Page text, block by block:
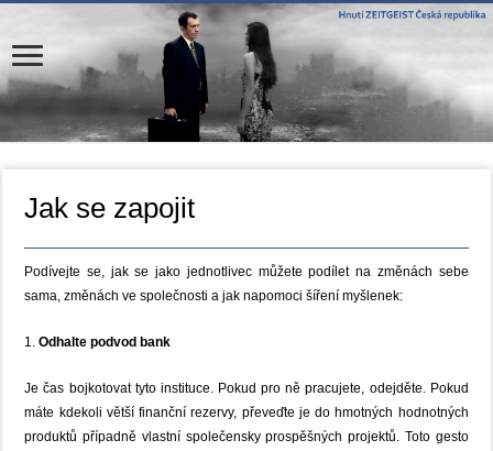
Jak se zapojit
Podívejte se, jak se jako jednotlivec můžete podílet na změnách sebe
sama, změnách ve společnosti a jak napomoci šíření myšlenek:
1.Odhalte podvod bank
Je čas bojkotovat tyto instituce. Pokud pro ně pracujete, odejděte. Pokud
máte kdekoli větší finanční rezervy, převeďte je do hmotných hodnotných
produktů případně vlastní společensky prospěšných projektů. Toto gesto